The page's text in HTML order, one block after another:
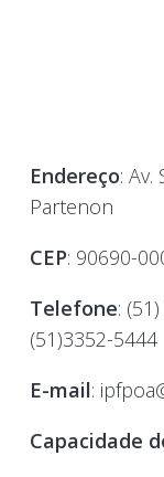
Endereço: Av.
Partenon
CEP: 90690-
Telefone:
(51)3352-5444
E-mail:
Capacidade